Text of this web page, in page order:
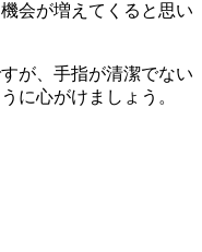
会が増えてくると思い
が、手指が清潔でない
に心がけましょう。